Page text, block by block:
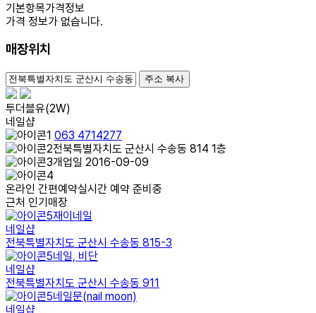
기본항목가격정보
가격 정보가 없습니다.
매장위치
주소 복사
투더블유(2W)
네일샵
063 4714277
전북특별자치도 군산시 수송동 814 1층
개업일 2016-09-09
온라인 간편예약실시간 예약 준비중
근처 인기매장
재이네일
네일샵
전북특별자치도 군산시 수송동 815-3
네일, 비단
네일샵
전북특별자치도 군산시 수송동 911
네일문(nail moon)
네일샵